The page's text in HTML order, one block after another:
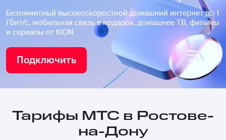
Безлимитный высокоскоростной домашний интернет до 1
Гбит/с, мобильная связь в подарок, домашнее ТВ, фильмы
и сериалы от KION
Подключить
Тарифы МТС в Ростове-
на-Дону